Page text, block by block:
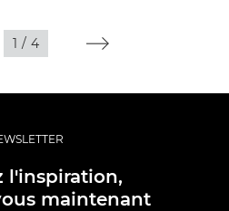
1 / 4
l'inspiration,
maintenant